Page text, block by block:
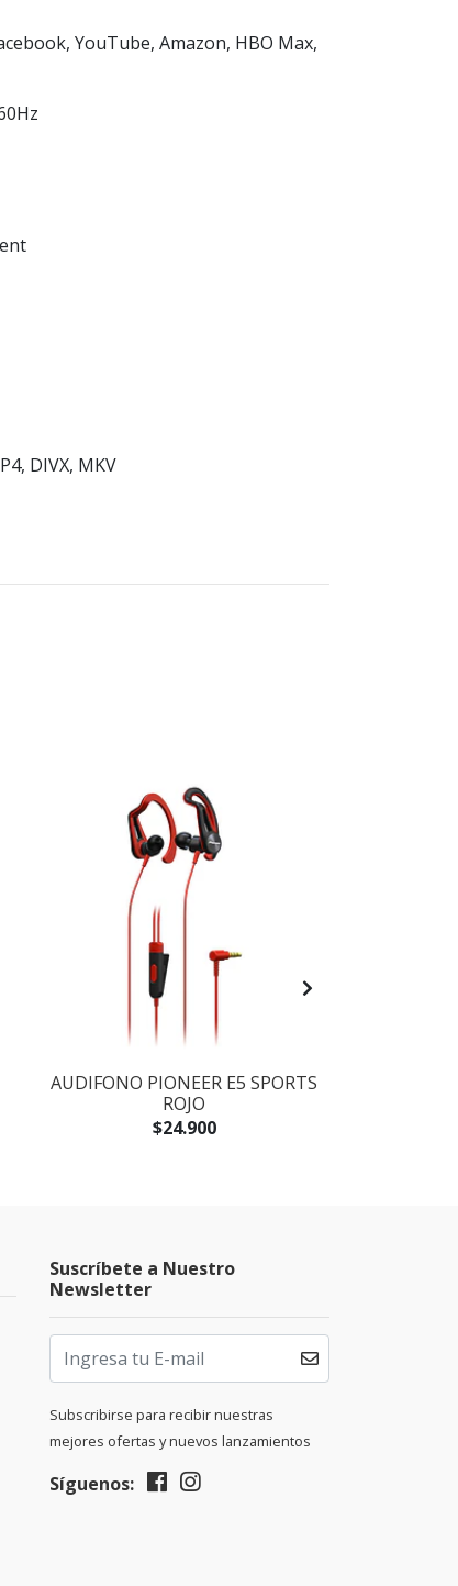
YouTube, Amazon, HBO Max,
DIVX, MKV
AUDIFONO PIONEER E5 SPORTS
ROJO
$24.900
Suscríbete a Nuestro
Newsletter
Subscribirse para recibir nuestras
mejores ofertas y nuevos lanzamientos
Síguenos: